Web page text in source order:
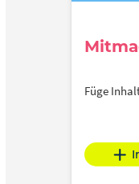
Füge